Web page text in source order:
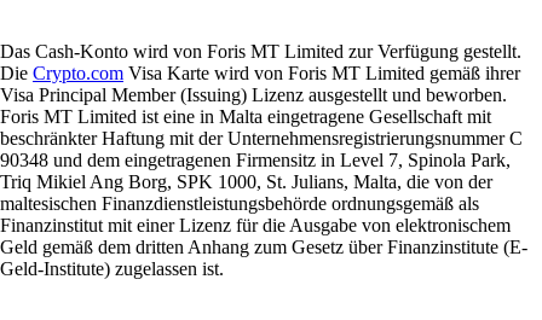
Das Cash-Konto wird von Foris MT Limited zur Verfügung gestellt.
Die Crypto.com Visa Karte wird von Foris MT Limited gemäß ihrer
Visa Principal Member (Issuing) Lizenz ausgestellt und beworben.
Foris MT Limited ist eine in Malta eingetragene Gesellschaft mit
beschränkter Haftung mit der Unternehmensregistrierungsnummer C
90348 und dem eingetragenen Firmensitz in Level 7, Spinola Park,
Triq Mikiel Ang Borg, SPK 1000, St. Julians, Malta, die von der
maltesischen Finanzdienstleistungsbehörde ordnungsgemäß als
Finanzinstitut mit einer Lizenz für die Ausgabe von elektronischem
Geld gemäß dem dritten Anhang zum Gesetz über Finanzinstitute (E-
Geld-Institute) zugelassen ist.